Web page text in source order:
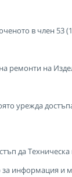
в член 53
ремонти на
урежда
да
информация и